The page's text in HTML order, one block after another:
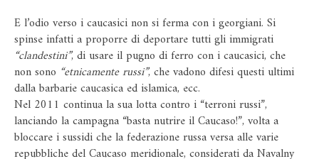
E l’odio verso i caucasici non si ferma con i georgiani. Si
spinse infatti a proporre di deportare tutti gli immigrati
“clandestini”, di usare il pugno di ferro con i caucasici, che
non sono “etnicamente russi”, che vadono difesi questi ultimi
dalla barbarie caucasica ed islamica, ecc.
Nel 2011 continua la sua lotta contro i “terroni russi”,
lanciando la campagna “basta nutrire il Caucaso!”, volta a
bloccare i sussidi che la federazione russa versa alle varie
repubbliche del Caucaso meridionale, considerati da Navalny